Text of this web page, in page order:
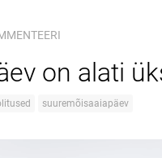
on alati
suuremõisaaiapäev